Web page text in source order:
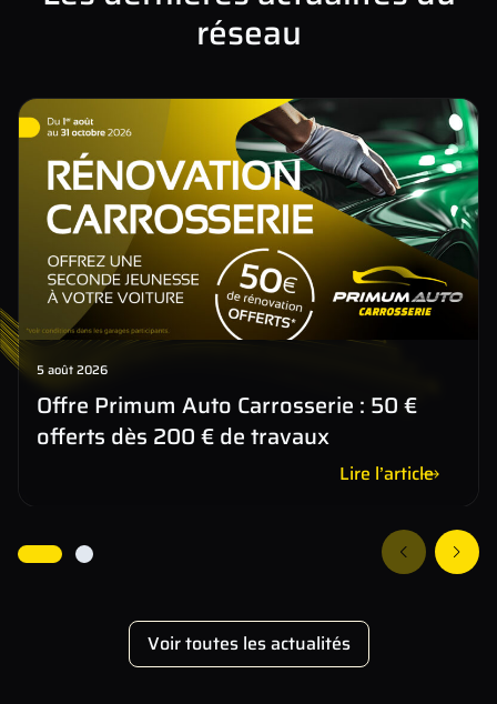
réseau
5 août 2026
Offre Primum Auto Carrosserie : 50 €
offerts dès 200 € de travaux
Lire l’article
Voir toutes les actualités